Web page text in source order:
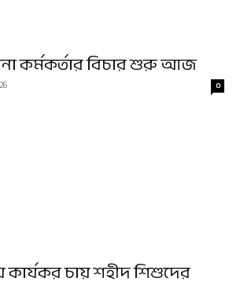
কর্মকর্তার বিচার শুরু আজ
0
কার্যকর চায় শহীদ শিশুদের